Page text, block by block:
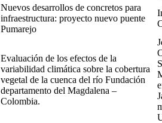
Nuevos desarrollos de concretos para
infraestructura: proyecto nuevo puente
Pumarejo
Evaluación de los efectos de la
variabilidad climática sobre la cobertura
vegetal de la cuenca del río Fundación
departamento del Magdalena –
Colombia.